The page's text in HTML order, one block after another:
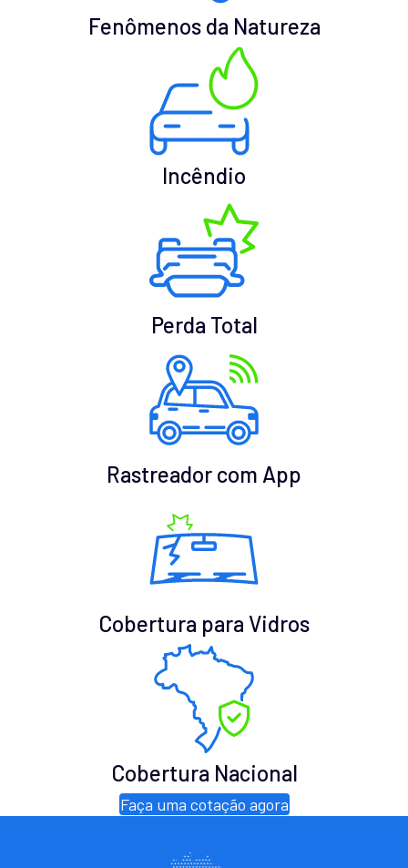
Fenômenos da Natureza
Incêndio
Perda Total
Rastreador com App
Cobertura para Vidros
Cobertura Nacional
Faça uma cotação agora